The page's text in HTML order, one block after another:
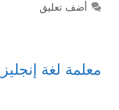
أضف تعليق
معلمة لغة